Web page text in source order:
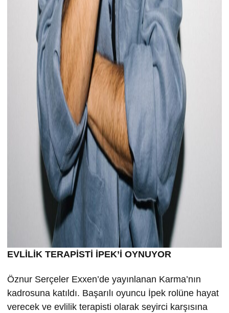
EVLİLİK TERAPİSTİ İPEK’İ OYNUYOR
Öznur Serçeler Exxen’de yayınlanan Karma’nın
kadrosuna katıldı. Başarılı oyuncu İpek rolüne hayat
verecek ve evlilik terapisti olarak seyirci karşısına